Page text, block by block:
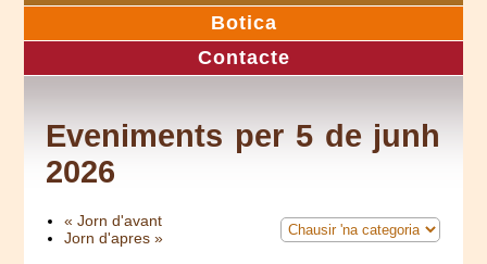
Botica
Contacte
Eveniments per 5 de junh
2026
« Jorn d'avant
Jorn d'apres »